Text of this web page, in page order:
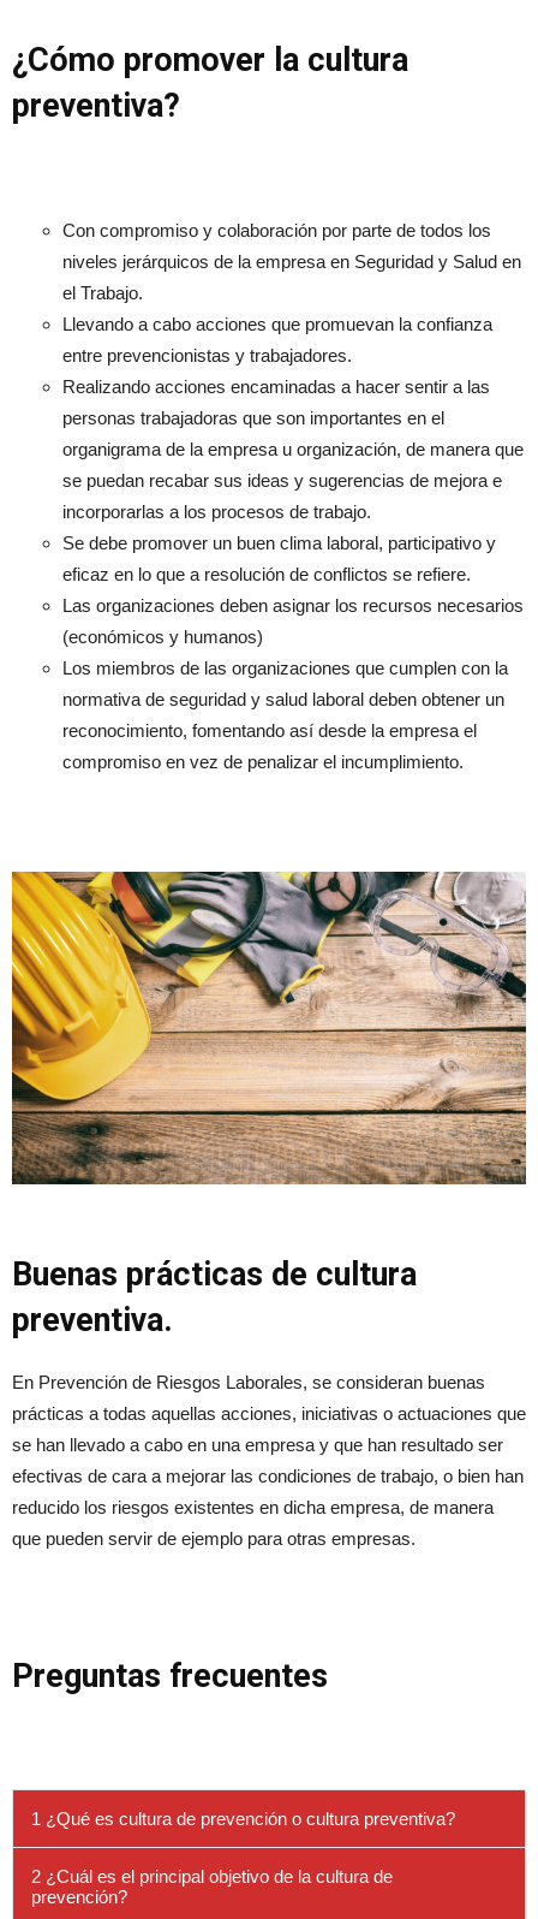
¿Cómo promover la cultura
preventiva?
Con compromiso y colaboración por parte de todos los
niveles jerárquicos de la empresa en Seguridad y Salud en
el Trabajo.
Llevando a cabo acciones que promuevan la confianza
entre prevencionistas y trabajadores.
Realizando acciones encaminadas a hacer sentir a las
personas trabajadoras que son importantes en el
organigrama de la empresa u organización, de manera que
se puedan recabar sus ideas y sugerencias de mejora e
incorporarlas a los procesos de trabajo.
Se debe promover un buen clima laboral, participativo y
eficaz en lo que a resolución de conflictos se refiere.
Las organizaciones deben asignar los recursos necesarios
(económicos y humanos)
Los miembros de las organizaciones que cumplen con la
normativa de seguridad y salud laboral deben obtener un
reconocimiento, fomentando así desde la empresa el
compromiso en vez de penalizar el incumplimiento.
Buenas prácticas de cultura
preventiva.
En Prevención de Riesgos Laborales, se consideran buenas
prácticas a todas aquellas acciones, iniciativas o actuaciones que
se han llevado a cabo en una empresa y que han resultado ser
efectivas de cara a mejorar las condiciones de trabajo, o bien han
reducido los riesgos existentes en dicha empresa, de manera
que pueden servir de ejemplo para otras empresas.
Preguntas frecuentes
1 ¿Qué es cultura de prevención o cultura preventiva?
2 ¿Cuál es el principal objetivo de la cultura de
prevención?